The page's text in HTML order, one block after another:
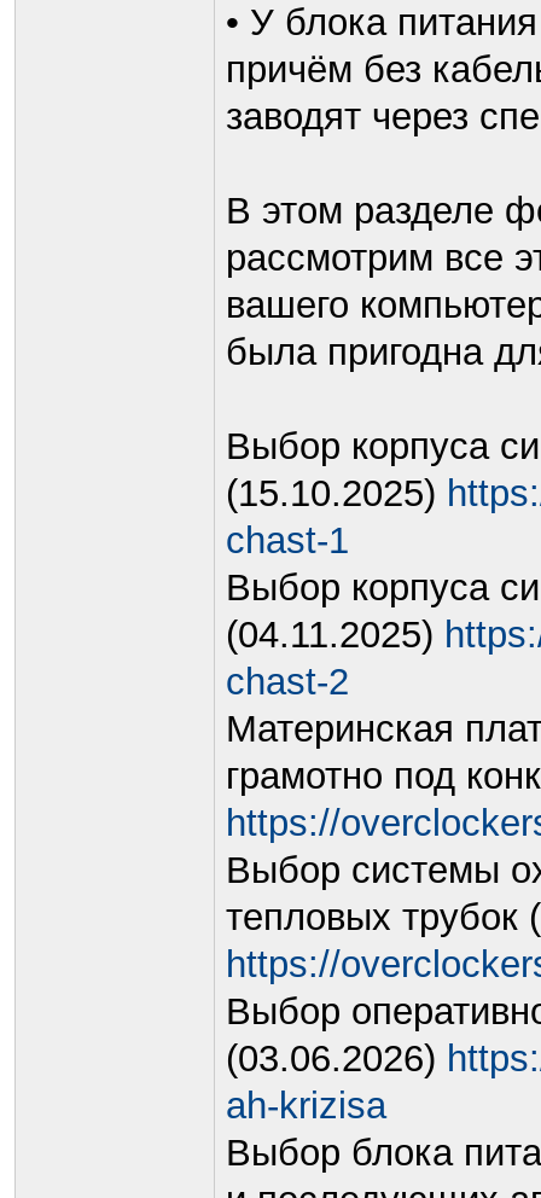
• У блока
причём без
заводят через
В этом разделе
рассмотрим все
вашего
была пригодна
Выбор корпуса
(15.10.2025)
chast-1
Выбор корпуса
(04.11.2025)
chast-2
Материнская
грамотно под
https://
Выбор системы
тепловых трубок
https://
Выбор
(03.06.2026)
ah-krizisa
Выбор блока